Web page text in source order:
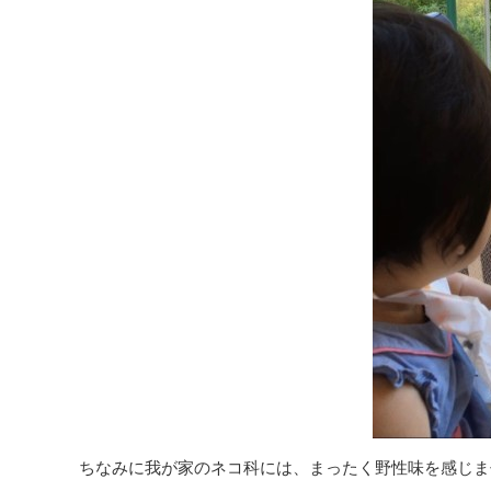
ちなみに我が家のネコ科には、まったく野性味を感じ